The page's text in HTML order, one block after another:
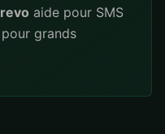
aide pour SMS
grands